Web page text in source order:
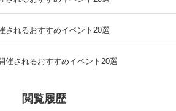
されるおすすめイベント20選
催されるおすすめイベント20選
閲覧履歴